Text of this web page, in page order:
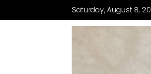
Saturday, August 8,